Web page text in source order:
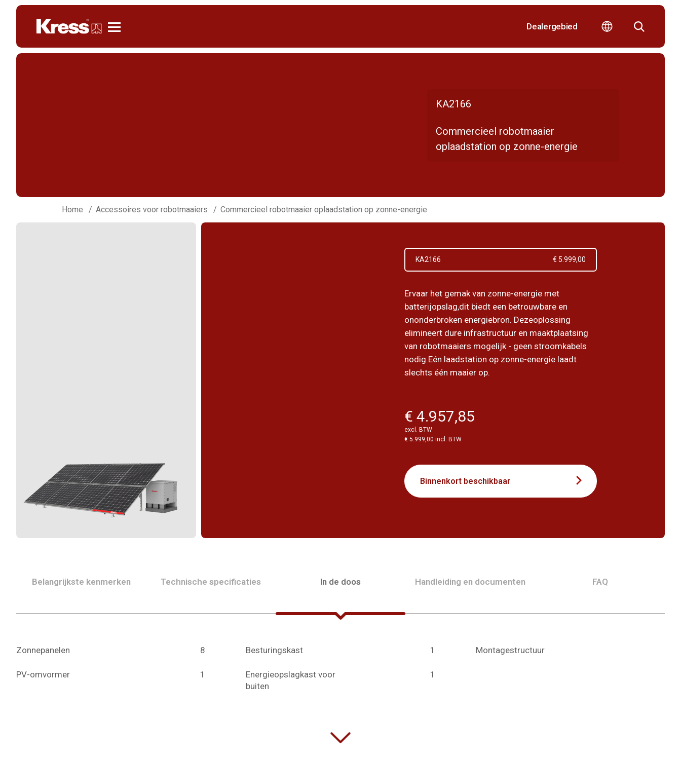
Dealergebied
KA2166
Commercieel robotmaaier
oplaadstation op zonne-energie
Home Accessoires voor robotmaaiers Commercieel robotmaaier oplaadstation op zonne-energie
KA2166 € 5.999,00
Ervaar het gemak van zonne-energie met
batterijopslag,dit biedt een betrouwbare en
ononderbroken energiebron. Dezeoplossing
elimineert dure infrastructuur en maaktplaatsing
van robotmaaiers mogelijk - geen stroomkabels
nodig.Eén laadstation op zonne-energie laadt
slechts één maaier op.
€ 4.957,85
excl. BTW
€ 5.999,00 incl. BTW
Binnenkort beschikbaar
Belangrijkste kenmerken Technische specificaties In de doos Handleiding en documenten FAQ
Zonnepanelen 8
PV-omvormer 1
Besturingskast 1
Energieopslagkast voor
buiten
1
Montagestructuur